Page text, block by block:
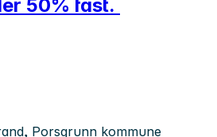
50% fast.
Porsgrunn kommune